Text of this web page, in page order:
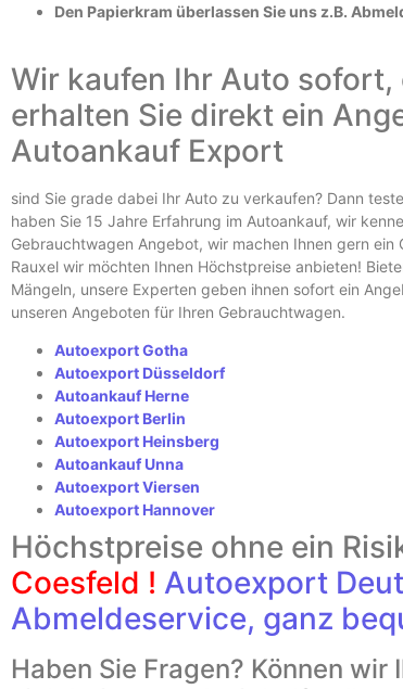
Den Papierkram überlassen Sie uns z.B.
Wir kaufen Ihr Auto
erhalten Sie direkt ein
Autoankauf Export
sind Sie grade dabei Ihr Auto zu verkaufen? Dann
haben Sie 15 Jahre Erfahrung im Autoankauf, wir
Gebrauchtwagen Angebot, wir machen Ihnen gern
Rauxel wir möchten Ihnen Höchstpreise anbieten!
Mängeln, unsere Experten geben ihnen sofort ein
unseren Angeboten für Ihren Gebrauchtwagen.
Autoexport Gotha
Autoexport Düsseldorf
Autoankauf Herne
Autoexport Berlin
Autoexport Heinsberg
Autoankauf Unna
Autoexport Viersen
Autoexport Hannover
Höchstpreise ohne ein
Coesfeld ! Autoexport
Abmeldeservice, ganz
Haben Sie Fragen? Können wir